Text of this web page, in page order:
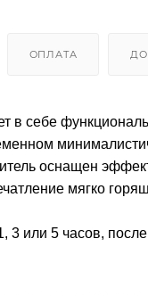
ОПЛАТА
в себе
оснащен
мягко
или 5 часов,